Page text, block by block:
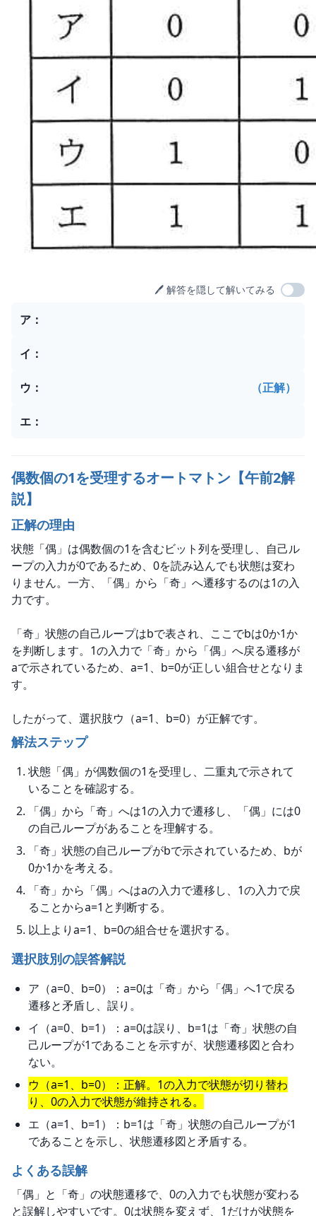
🖊️ 解答を隠して解いてみる
選択肢
ア ：
イ ：
ウ ： （正解）
エ ：
偶数個の1を受理するオートマトン【午前2解
説】
正解の理由
状態「偶」は偶数個の1を含むビット列を受理し、自己ル
ープの入力が0であるため、0を読み込んでも状態は変わ
りません。一方、「偶」から「奇」へ遷移するのは1の入
力です。
「奇」状態の自己ループはbで表され、ここでbは0か1か
を判断します。1の入力で「奇」から「偶」へ戻る遷移が
aで示されているため、a=1、b=0が正しい組合せとなりま
す。
したがって、選択肢ウ（a=1、b=0）が正解です。
解法ステップ
状態「偶」が偶数個の1を受理し、二重丸で示されて
いることを確認する。
「偶」から「奇」へは1の入力で遷移し、「偶」には0
の自己ループがあることを理解する。
「奇」状態の自己ループがbで示されているため、bが
0か1かを考える。
「奇」から「偶」へはaの入力で遷移し、1の入力で戻
ることからa=1と判断する。
以上よりa=1、b=0の組合せを選択する。
選択肢別の誤答解説
ア（a=0、b=0）：a=0は「奇」から「偶」へ1で戻る
遷移と矛盾し、誤り。
イ（a=0、b=1）：a=0は誤り、b=1は「奇」状態の自
己ループが1であることを示すが、状態遷移図と合わ
ない。
ウ（a=1、b=0）：正解。1の入力で状態が切り替わ
り、0の入力で状態が維持される。
エ（a=1、b=1）：b=1は「奇」状態の自己ループが1
であることを示し、状態遷移図と矛盾する。
よくある誤解
「偶」と「奇」の状態遷移で、0の入力でも状態が変わる
と誤解しやすいです。0は状態を変えず、1だけが状態を